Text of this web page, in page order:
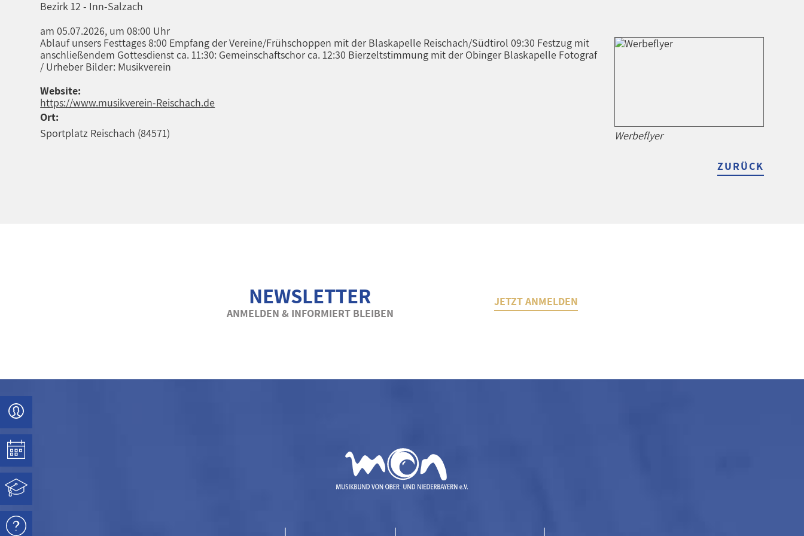
Bezirk 12 - Inn-Salzach
am 05.07.2026, um 08:00 Uhr
Werbeflyer
Ablauf unsers Festtages 8:00 Empfang der Vereine/Frühschoppen mit der Blaskapelle Reischach/Südtirol 09:30 Festzug mit
anschließendem Gottesdienst ca. 11:30: Gemeinschaftschor ca. 12:30 Bierzeltstimmung mit der Obinger Blaskapelle Fotograf
/ Urheber Bilder: Musikverein
Website:
https://www.musikverein-Reischach.de
Ort:
Sportplatz Reischach (84571)
ZURÜCK
NEWSLETTER
ANMELDEN & INFORMIERT BLEIBEN
JETZT ANMELDEN